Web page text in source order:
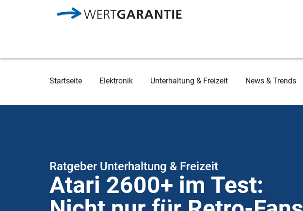
Breadcrumb
Startseite Elektronik Unterhaltung & Freizeit News & Trends
Ratgeber Unterhaltung & Freizeit
Atari 2600+ im Test: